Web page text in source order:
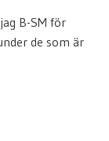
B-SM för
de som är